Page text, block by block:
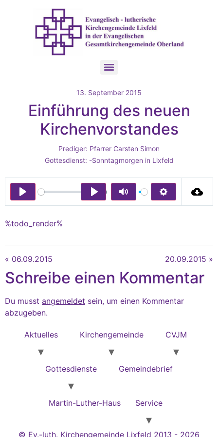
13. September 2015
Einführung des neuen
Kirchenvorstandes
Prediger: Pfarrer Carsten Simon
Gottesdienst: -Sonntagmorgen in Lixfeld
Play
00:00
Mute Settings
Play
%todo_render%
« 06.09.2015 20.09.2015 »
Schreibe einen Kommentar
Du musst angemeldet sein, um einen Kommentar
abzugeben.
Aktuelles Kirchengemeinde CVJM
Gottesdienste Gemeindebrief
Martin-Luther-Haus Service
© Ev.-luth. Kirchengemeinde Lixfeld 2013 - 2026